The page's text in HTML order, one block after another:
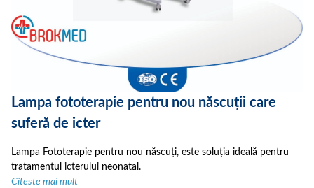
Lampa fototerapie pentru nou născuții care
suferă de icter
Lampa Fototerapie pentru nou născuți, este soluția ideală pentru
tratamentul icterului neonatal.
Citeste mai mult